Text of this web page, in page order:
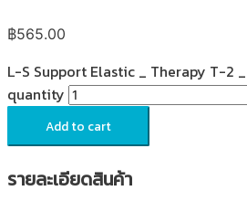
฿565.00
L-S Support Elastic _ Therapy T-2
quantity
Add to cart
รายละเอียดสินค้า